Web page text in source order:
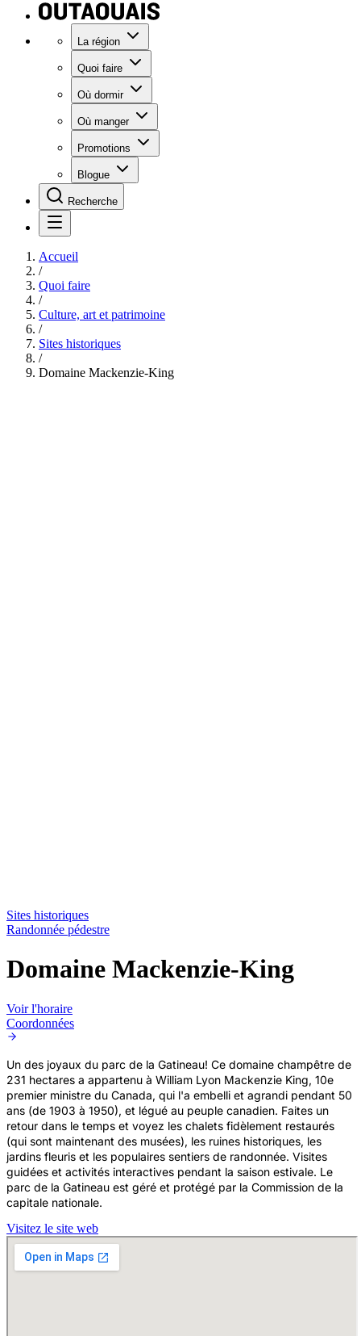
La région
Quoi faire
Où dormir
Où manger
Promotions
Blogue
Recherche
Accueil
/
Quoi faire
/
Culture, art et patrimoine
/
Sites historiques
/
Domaine Mackenzie-King
Sites historiques
Randonnée pédestre
Domaine Mackenzie-King
Voir l'horaire
Coordonnées
Un des joyaux du parc de la Gatineau! Ce domaine champêtre de
231 hectares a appartenu à William Lyon Mackenzie King, 10e
premier ministre du Canada, qui l'a embelli et agrandi pendant 50
ans (de 1903 à 1950), et légué au peuple canadien. Faites un
retour dans le temps et voyez les chalets fidèlement restaurés
(qui sont maintenant des musées), les ruines historiques, les
jardins fleuris et les populaires sentiers de randonnée. Visites
guidées et activités interactives pendant la saison estivale. Le
parc de la Gatineau est géré et protégé par la Commission de la
capitale nationale.
Visitez le site web